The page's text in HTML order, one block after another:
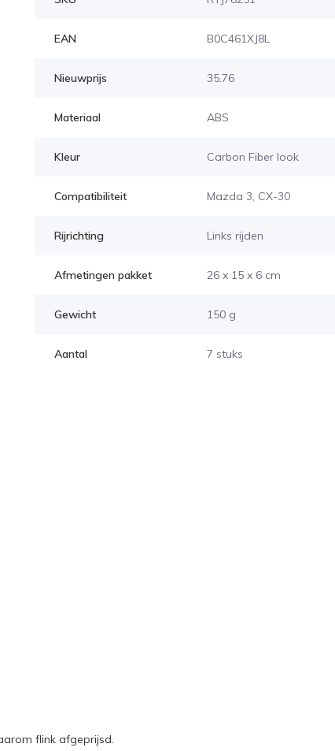
EAN B0C461XJ8L
Nieuwprijs 35.76
Materiaal ABS
Kleur Carbon Fiber look
Compatibiliteit Mazda 3, CX-30
Rijrichting Links rijden
Afmetingen pakket 26 x 15 x 6 cm
Gewicht 150 g
Aantal 7 stuks
flink afgeprijsd.